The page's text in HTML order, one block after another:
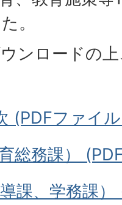
。
ンロードの
(PDFファイ
総務課）
課、学務課